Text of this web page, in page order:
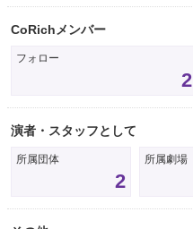
CoRichメンバー
フォロー
2
演者・スタッフとして
所属団体
2
所属劇場